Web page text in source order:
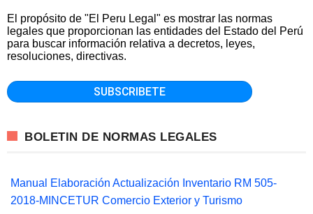
El propósito de "El Peru Legal" es mostrar las normas
legales que proporcionan las entidades del Estado del Perú
para buscar información relativa a decretos, leyes,
resoluciones, directivas.
BOLETIN DE NORMAS LEGALES
Manual Elaboración Actualización Inventario RM 505-
2018-MINCETUR Comercio Exterior y Turismo